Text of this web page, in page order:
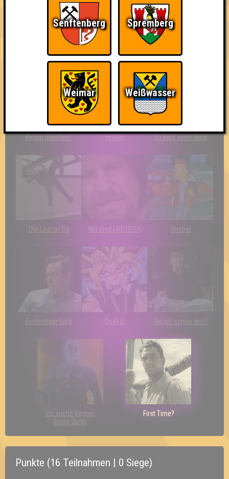
Ich war da, vor 3000
Jahren
Da-Da Da! Da-Da Da! Teil der Oberschicht
Knapp daneben! Erster! So kurz vorm Sieg!
The Last of Us Wir sind ERSTER?! Streber
Eindeutiger Sieg Duelist Bin ich schon drin?
Ich suche Gegner,
keine Opfer
First Time?
Punkte (16 Teilnahmen | 0 Siege)
Senftenberg Spremberg
Weimar Weißwasser